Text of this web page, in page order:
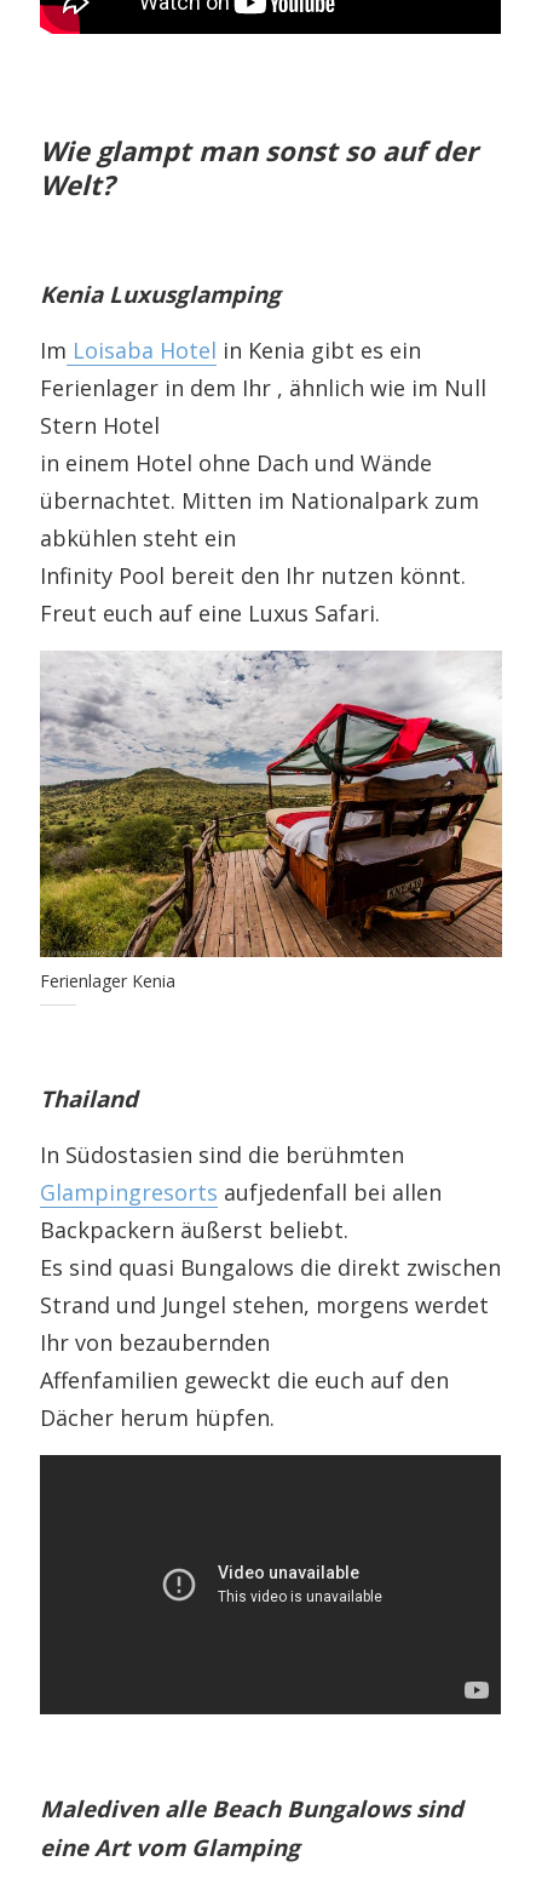
Wie glampt man sonst so auf der
Welt?
Kenia Luxusglamping
Im Loisaba Hotel in Kenia gibt es ein
Ferienlager in dem Ihr , ähnlich wie im Null
Stern Hotel
in einem Hotel ohne Dach und Wände
übernachtet. Mitten im Nationalpark zum
abkühlen steht ein
Infinity Pool bereit den Ihr nutzen könnt.
Freut euch auf eine Luxus Safari.
Ferienlager Kenia
Thailand
In Südostasien sind die berühmten
Glampingresorts aufjedenfall bei allen
Backpackern äußerst beliebt.
Es sind quasi Bungalows die direkt zwischen
Strand und Jungel stehen, morgens werdet
Ihr von bezaubernden
Affenfamilien geweckt die euch auf den
Dächer herum hüpfen.
Malediven alle Beach Bungalows sind
eine Art vom Glamping